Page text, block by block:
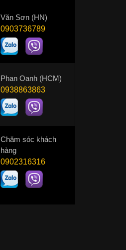
Văn Sơn (HN)
0903736789
Phan Oanh (HCM)
0938863863
Chăm sóc khách
hàng
0902316316